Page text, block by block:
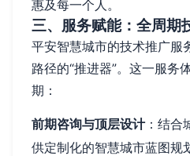
惠及每一个人。
三、服务赋能：全周期
平安智慧城市的技术推广服
路径的“推进器”。这一服务
期：
前期咨询与顶层设计：结合
供定制化的智慧城市蓝图规